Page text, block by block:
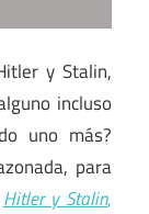
y Stalin,
incluso
uno más?
para
Hitler y Stalin,